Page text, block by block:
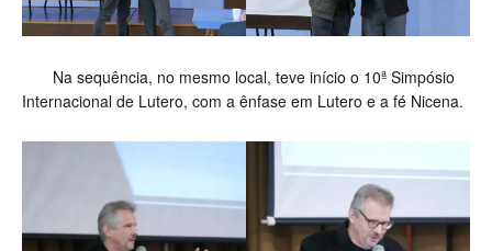
Na sequência, no mesmo local, teve início o 10ª Simpósio
Internacional de Lutero, com a ênfase em Lutero e a fé Nicena.